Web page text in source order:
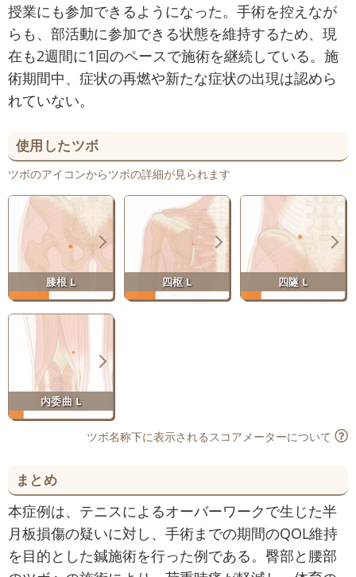
授業にも参加できるようになった。手術を控えなが
らも、部活動に参加できる状態を維持するため、現
在も2週間に1回のペースで施術を継続している。施
術期間中、症状の再燃や新たな症状の出現は認めら
れていない。
使用したツボ
ツボのアイコンからツボの詳細が見られます
膝根 L 四枢 L 四隧 L
内委曲 L
ツボ名称下に表示されるスコアメーターについて
まとめ
本症例は、テニスによるオーバーワークで生じた半
月板損傷の疑いに対し、手術までの期間のQOL維持
を目的とした鍼施術を行った例である。臀部と腰部